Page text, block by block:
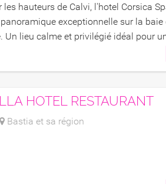
les hauteurs de Calvi, l'hotel Corsica
exceptionnelle sur la baie
Un lieu calme et privilégié idéal pour
HOTEL RESTAURANT
Bastia et sa région